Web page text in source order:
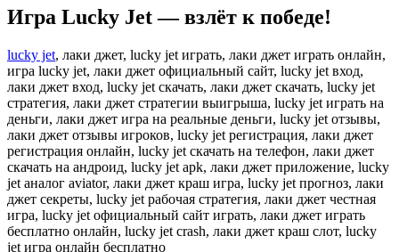
Игра Lucky Jet — взлёт к победе!
lucky jet, лаки джет, lucky jet играть, лаки джет играть онлайн,
игра lucky jet, лаки джет официальный сайт, lucky jet вход,
лаки джет вход, lucky jet скачать, лаки джет скачать, lucky jet
стратегия, лаки джет стратегии выигрыша, lucky jet играть на
деньги, лаки джет игра на реальные деньги, lucky jet отзывы,
лаки джет отзывы игроков, lucky jet регистрация, лаки джет
регистрация онлайн, lucky jet скачать на телефон, лаки джет
скачать на андроид, lucky jet apk, лаки джет приложение, lucky
jet аналог aviator, лаки джет краш игра, lucky jet прогноз, лаки
джет секреты, lucky jet рабочая стратегия, лаки джет честная
игра, lucky jet официальный сайт играть, лаки джет играть
бесплатно онлайн, lucky jet crash, лаки джет краш слот, lucky
jet игра онлайн бесплатно